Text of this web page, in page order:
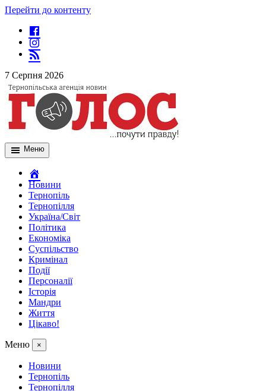
Перейти до контенту
7 Серпня 2026
Меню
Новини
Тернопіль
Тернопілля
Україна/Світ
Політика
Економіка
Суспільство
Кримінал
Події
Персоналії
Історія
Мандри
Життя
Цікаво!
Меню ×
Новини
Тернопіль
Тернопілля